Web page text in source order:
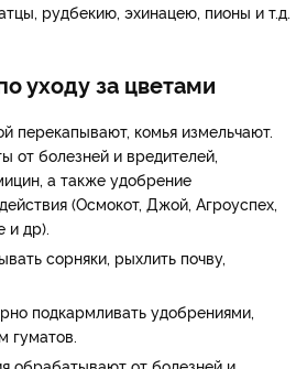
рудбекию, эхинацею, пионы и т.д.
уходу за цветами
перекапывают, комья измельчают.
от болезней и вредителей,
а также удобрение
(Осмокот, Джой, Агроуспех,
и др).
сорняки, рыхлить почву,
подкармливать удобрениями,
гуматов.